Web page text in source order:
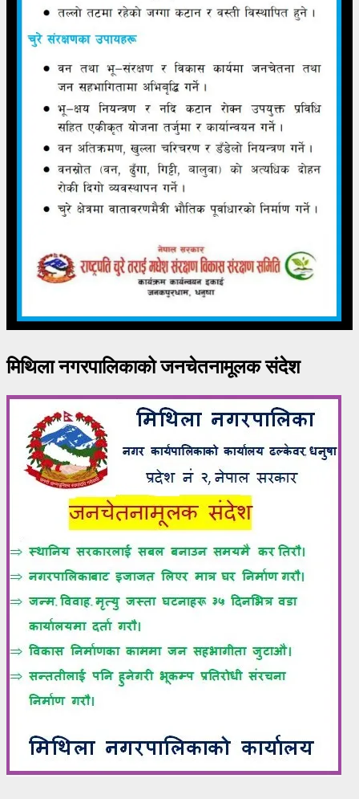
मिथिला नगरपालिकाको जनचेतनामूलक संदेश